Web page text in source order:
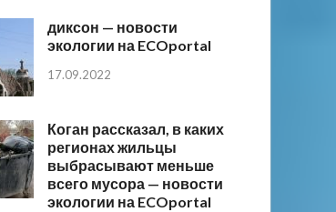
диксон — новости
экологии на ECOportal
17.09.2022
Коган рассказал, в каких
регионах жильцы
выбрасывают меньше
всего мусора — новости
экологии на ECOportal